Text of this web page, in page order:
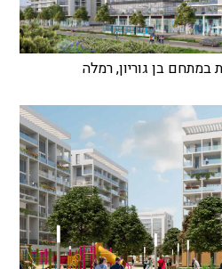
במתחם בן גוריון, רמלה